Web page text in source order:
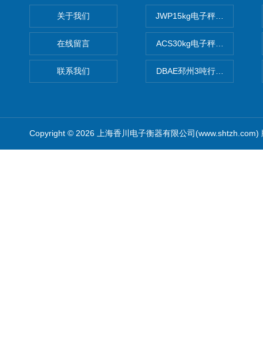
关于我们
在线留言
联系我们
JWP15kg电子秤价格,15公
ACS30kg电子秤价格,30公
DBAE邳州3吨行车电子吊秤
Copyright © 2026 上海香川电子衡器有限公司(www.shtzh.com)